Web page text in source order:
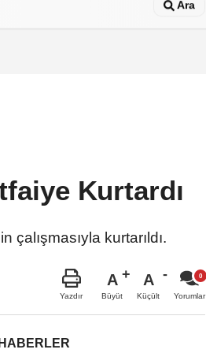
Ara
Kurtardı
kurtarıldı.
Yazdır
A
Büyüt
A
Küçült Yorumlar